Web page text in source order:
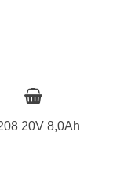
20V 8,0Ah